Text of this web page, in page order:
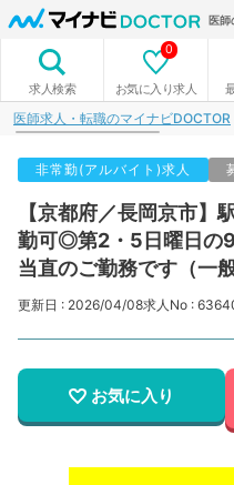
医師
求人検索 お気に入り求人
0
医師求人・転職のマイナビDOCTOR
非常勤(アルバイト)求人
【京都府／長岡京市】
勤可◎第2・5日曜日の
当直のご勤務です（一
更新日 : 2026/04/08求人No :
お気に入り